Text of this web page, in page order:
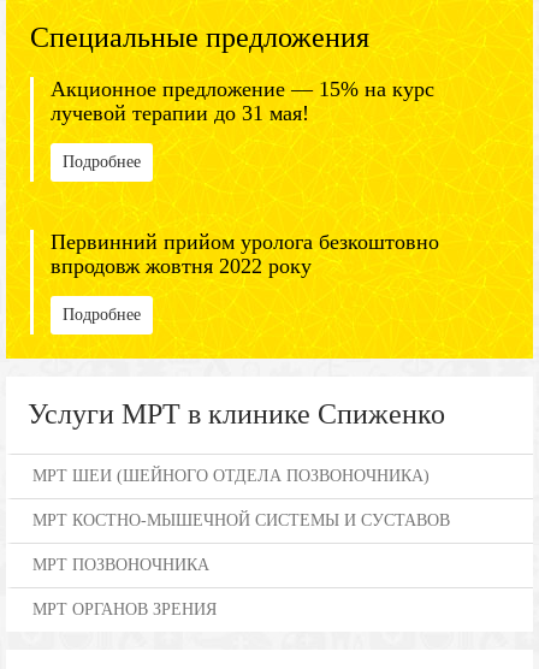
Специальные предложения
Акционное предложение — 15% на курс
лучевой терапии до 31 мая!
Подробнее
Первинний прийом уролога безкоштовно
впродовж жовтня 2022 року
Подробнее
Услуги МРТ в клинике Спиженко
МРТ ШЕИ (ШЕЙНОГО ОТДЕЛА ПОЗВОНОЧНИКА)
МРТ КОСТНО-МЫШЕЧНОЙ СИСТЕМЫ И СУСТАВОВ
МРТ ПОЗВОНОЧНИКА
МРТ ОРГАНОВ ЗРЕНИЯ